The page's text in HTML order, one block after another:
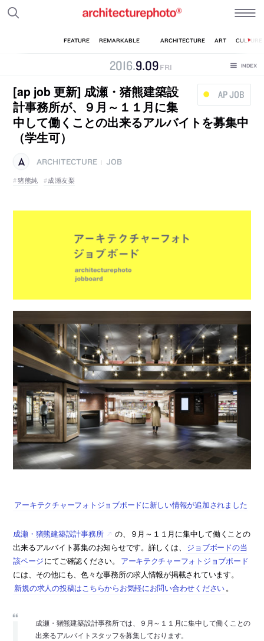
2016.9.09 FRI
AP JOB
[ap job 更新] 成瀬・猪熊建築設
計事務所が、９月～１１月に集
中して働くことの出来るアルバイトを募集中
（学生可）
ARCHITECTURE
JOB
猪熊純
成瀬友梨
アーキテクチャーフォトジョブボードに新しい情報が追加されました
成瀬・猪熊建築設計事務所
の、９月～１１月に集中して働くことの
出来るアルバイト募集のお知らせです。詳しくは、
ジョブボードの当
該ページにてご確認ください。
アーキテクチャーフォトジョブボード
には、その他にも、色々な事務所の求人情報が掲載されています。
新規の求人の投稿はこちらからお気軽にお問い合わせください。
成瀬・猪熊建築設計事務所では、９月～１１月に集中して働くことの
出来るアルバイトスタッフを募集しております。